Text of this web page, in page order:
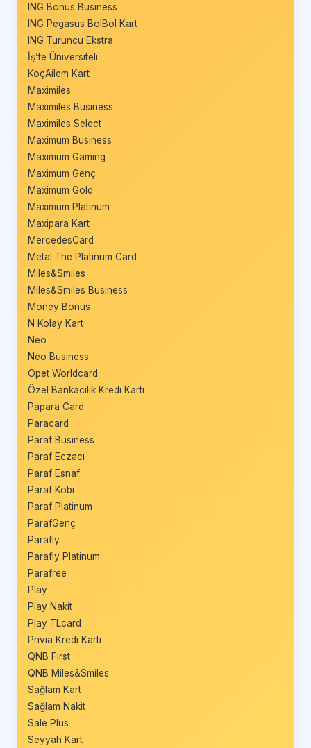
ING Bonus Business
ING Pegasus BolBol Kart
ING Turuncu Ekstra
İş’te Üniversiteli
KoçAilem Kart
Maximiles
Maximiles Business
Maximiles Select
Maximum Business
Maximum Gaming
Maximum Genç
Maximum Gold
Maximum Platinum
Maxipara Kart
MercedesCard
Metal The Platinum Card
Miles&Smiles
Miles&Smiles Business
Money Bonus
N Kolay Kart
Neo
Neo Business
Opet Worldcard
Özel Bankacılık Kredi Kartı
Papara Card
Paracard
Paraf Business
Paraf Eczacı
Paraf Esnaf
Paraf Kobi
Paraf Platinum
ParafGenç
Parafly
Parafly Platinum
Parafree
Play
Play Nakit
Play TLcard
Privia Kredi Kartı
QNB First
QNB Miles&Smiles
Sağlam Kart
Sağlam Nakit
Sale Plus
Seyyah Kart